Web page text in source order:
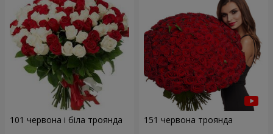
101 червона і біла троянда 151 червона троянда